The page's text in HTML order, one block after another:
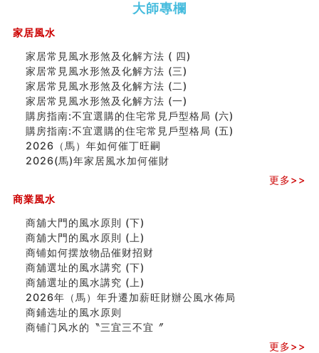
四墓库真诠
套房風水怎麼看？ 租屋風水禁忌有哪些？搬家禁忌要注
精选1500个五行属金的字
玄空本义(九)
八字十神与坐基关系详解
精选1000个五行属土的字
人的面相看财运
玄空本义(八)
六爻算卦：测腹中胎儿是男是女
中國改革開放總設計師鄧小平命造 (名人八字淺析八）
测字（实例解释）
精选1000个五行属火的字
玄空本义(七)
刘燮鈞讲人相 手纹与命运(二)
商铺如何摆放物品催财招财
极其旺夫的女人面相
家居常見風水形煞及化解方法 (二)
居家風水懶人包！房子煞氣怎麼看？風水禁忌有哪些？有
這樣風水的房子別�
南半球的八字如何推排
大師專欄
家居風水
家居常見風水形煞及化解方法 ( 四)
家居常見風水形煞及化解方法 (三)
家居常見風水形煞及化解方法 (二)
家居常見風水形煞及化解方法 (一)
購房指南:不宜選購的住宅常見戶型格局 (六)
購房指南:不宜選購的住宅常見戶型格局 (五)
2026（馬）年如何催丁旺嗣
2026(馬)年家居風水加何催財
更多>>
商業風水
商舖大門的風水原則 (下)
商舖大門的風水原則 (上)
商铺如何摆放物品催财招财
商舖選址的風水講究 (下)
商舖選址的風水講究 (上)
2026年（馬）年升遷加薪旺財辦公風水佈局
商鋪选址的風水原则
商铺门风水的〝三宜三不宜〞
更多>>